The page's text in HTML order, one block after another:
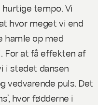
tempo. Vi
hvor meget vi end
hamle op med
For at få effekten af
i stedet dansen
vedvarende puls. Det
hvor fødderne i